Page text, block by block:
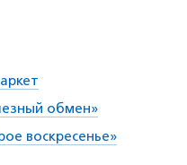
обмен»
воскресенье»